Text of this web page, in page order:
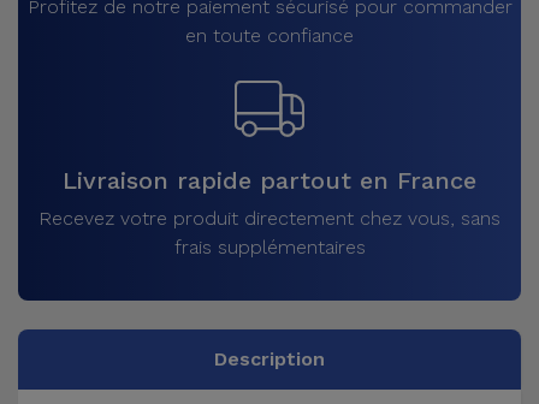
Profitez de notre paiement sécurisé pour commander
en toute confiance
Livraison rapide partout en France
Recevez votre produit directement chez vous, sans
frais supplémentaires
Description